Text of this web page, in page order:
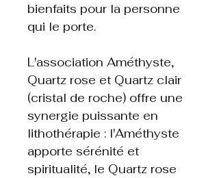
bienfaits pour la personne
qui le porte.
L'association Améthyste,
Quartz rose et Quartz clair
(cristal de roche) offre une
synergie puissante en
lithothérapie : l'Améthyste
apporte sérénité et
spiritualité, le Quartz rose